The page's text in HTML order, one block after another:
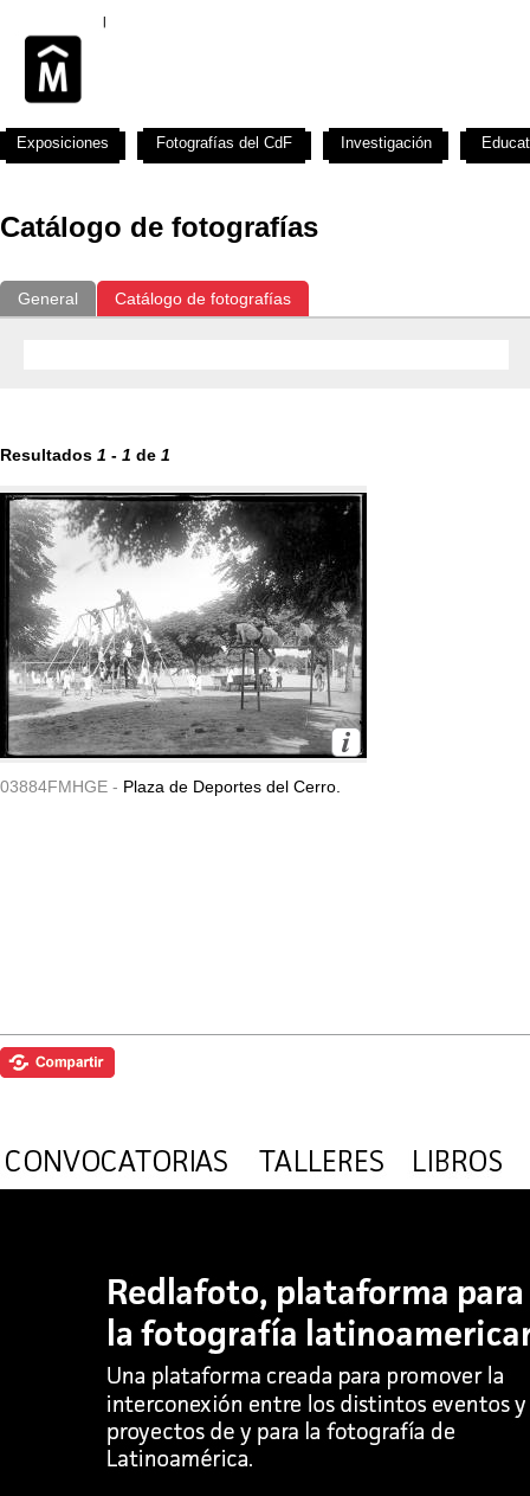
Catálogo de fotografías
General Catálogo de fotografías
Resultados 1 - 1 de 1
03884FMHGE - Plaza de Deportes del Cerro.
Exposiciones Fotografías del CdF Investigación